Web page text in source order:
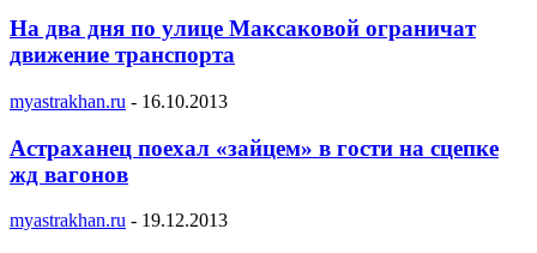
На два дня по улице Максаковой ограничат
движение транспорта
myastrakhan.ru - 16.10.2013
Астраханец поехал «зайцем» в гости на сцепке
жд вагонов
myastrakhan.ru - 19.12.2013